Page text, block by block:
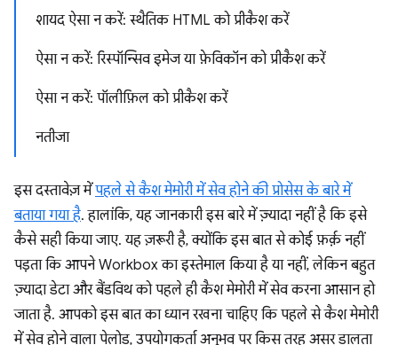
शायद ऐसा न करें: स्थैतिक HTML को प्रीकैश करें
ऐसा न करें: रिस्पॉन्सिव इमेज या फ़ेविकॉन को प्रीकैश करें
ऐसा न करें: पॉलीफ़िल को प्रीकैश करें
नतीजा
इस दस्तावेज़ मेंपहले से कैश मेमोरी में सेव होने की प्रोसेस के बारे में
बताया गया है. हालांकि, यह जानकारी इस बारे में ज़्यादा नहीं है कि इसे
कैसे सही किया जाए. यह ज़रूरी है, क्योंकि इस बात से कोई फ़र्क़ नहीं
पड़ता कि आपने Workbox का इस्तेमाल किया है या नहीं, लेकिन बहुत
ज़्यादा डेटा और बैंडविथ को पहले ही कैश मेमोरी में सेव करना आसान हो
जाता है. आपको इस बात का ध्यान रखना चाहिए कि पहले से कैश मेमोरी
में सेव होने वाला पेलोड, उपयोगकर्ता अनुभव पर किस तरह असर डालता